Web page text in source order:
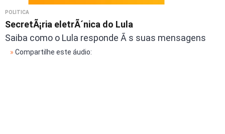
POLÍTICA
SecretÃ¡ria eletrÃ´nica do Lula
Saiba como o Lula responde Ã s suas mensagens
» Compartilhe este áudio: